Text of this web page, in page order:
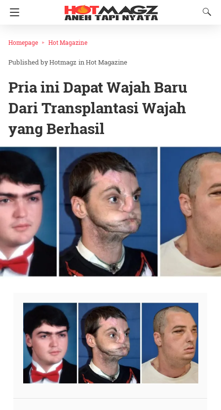
Homepage Hot Magazine
Hotmagz inHot Magazine
Pria ini Dapat Wajah Baru
Dari Transplantasi Wajah
yang Berhasil